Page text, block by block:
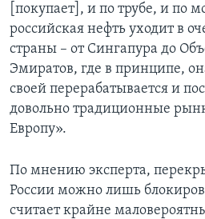
[покупает], и по трубе, и по
российская нефть уходит в
страны – от Сингапура до
Эмиратов, где в принципе,
своей перерабатывается и
довольно традиционные
Европу».
По мнению эксперта,
России можно лишь
считает крайне